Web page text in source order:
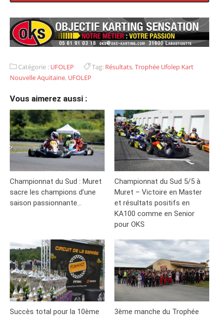
Catégorie : UFOLEP Tag: Résultats, Trophée Ufolep Kart
Nouvelle Aquitaine, UFOLEP
Vous aimerez aussi :
Championnat du Sud : Muret
sacre les champions d’une
saison passionnante…
Championnat du Sud 5/5 à
Muret – Victoire en Master
et résultats positifs en
KA100 comme en Senior
pour OKS
Succès total pour la 10ème
3ème manche du Trophée